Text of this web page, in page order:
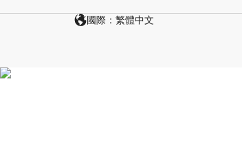
國際：繁體中文